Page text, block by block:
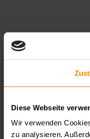
Diese Webseite
Wir verwenden
zu analysieren.